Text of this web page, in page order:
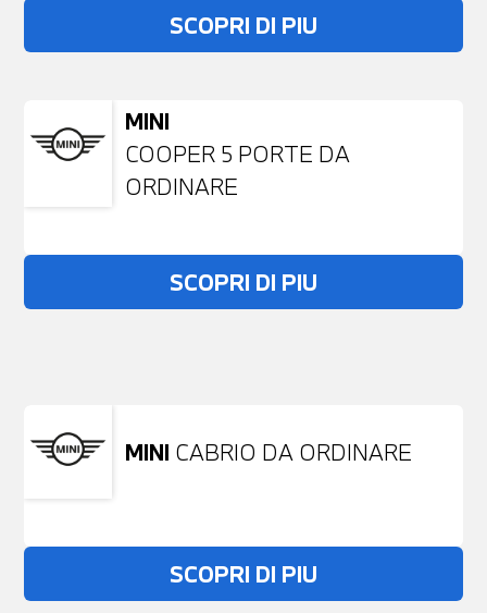
SCOPRI DI PIU
MINI
COOPER 5 PORTE DA
ORDINARE
SCOPRI DI PIU
Non stai trovando ciò che cerchi?
MINI CABRIO DA ORDINARE
SCOPRI DI PIU